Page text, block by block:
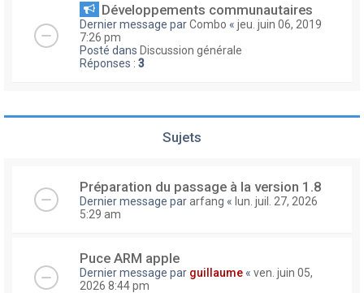
Développements communautaires
Dernier message parCombo « jeu. juin 06, 2019
7:26 pm
Posté dans Discussion générale
Réponses : 3
Sujets
Préparation du passage à la version 1.8
Dernier message pararfang « lun. juil. 27, 2026
5:29 am
Puce ARM apple
Dernier message par guillaume « ven. juin 05,
2026 8:44 pm